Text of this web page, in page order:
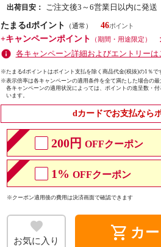
出荷目安：
ご注文後3～6営業日以内に発送
たまるdポイント
（通常）
46
+キャンペーンポイント
（期間・用途限定）
各キャンペーン詳細およびエントリーは
※たまるdポイントはポイント支払を除く商品代金(税抜)の1％で
※表示倍率は各キャンペーンの適用条件を全て満たした場合の最
各キャンペーンの適用状況によっては、ポイントの進呈数・
います。
dカードでお支払なら
200円 OFFクーポン
1% OFFクーポン
※クーポン適用後の費用は決済画面で確認できます
お気に入り shopping_cart カ